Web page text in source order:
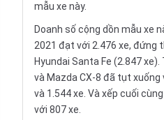
mẫu xe này.
Doanh số cộng dồn mẫu xe
2021 đạt với 2.476 xe, đứng
Hyundai Santa Fe (2.847
và Mazda CX-8 đã tụt xuống
và 1.544 xe. Và xếp cuối
với 807 xe.